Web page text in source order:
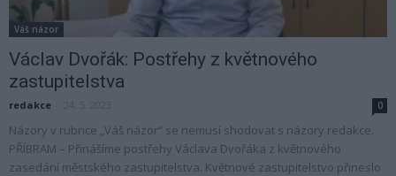
Váš názor
Václav Dvořák: Postřehy z květnového
zastupitelstva
redakce 0
Názory v rubrice „Váš názor“ se nemusí shodovat s názory redakce.
PŘÍBRAM – Přinášíme postřehy Václava Dvořáka z květnového
zasedání městského zastupitelstva. Květnové zastupitelstvo přineslo